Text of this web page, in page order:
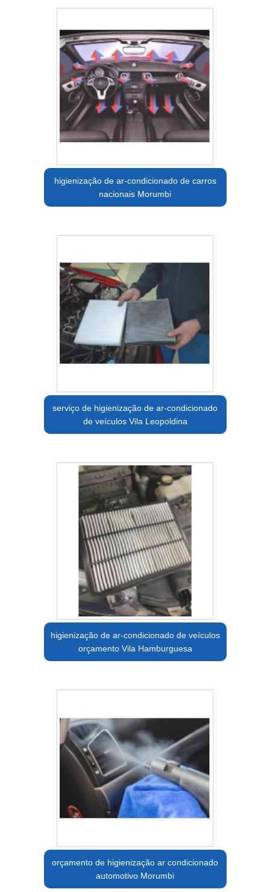
higienização de ar-condicionado de carros
nacionais Morumbi
serviço de higienização de ar-condicionado
de veículos Vila Leopoldina
higienização de ar-condicionado de veículos
orçamento Vila Hamburguesa
orçamento de higienização ar condicionado
automotivo Morumbi